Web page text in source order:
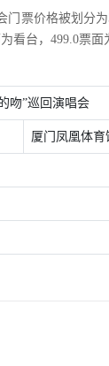
票价格被划分
看台，499.0票
吻”巡回演唱会
厦门凤凰体育